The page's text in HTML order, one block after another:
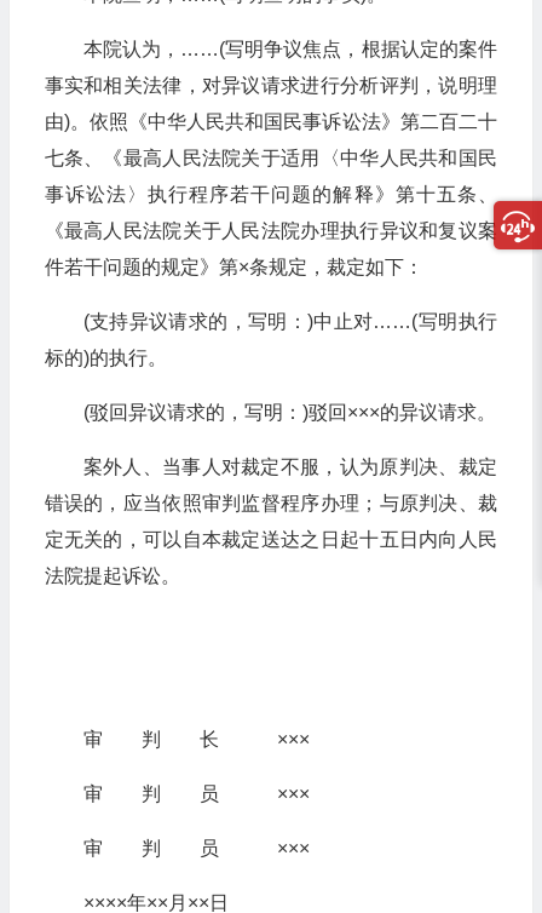
本院认为，……(写明争议焦点，根据认定的案件
事实和相关法律，对异议请求进行分析评判，说明理
由)。依照《中华人民共和国民事诉讼法》第二百二十
七条、《最高人民法院关于适用〈中华人民共和国民
事诉讼法〉执行程序若干问题的解释》第十五条、
《最高人民法院关于人民法院办理执行异议和复议案
件若干问题的规定》第×条规定，裁定如下：
(支持异议请求的，写明：)中止对……(写明执行
标的)的执行。
(驳回异议请求的，写明：)驳回×××的异议请求。
案外人、当事人对裁定不服，认为原判决、裁定
错误的，应当依照审判监督程序办理；与原判决、裁
定无关的，可以自本裁定送达之日起十五日内向人民
法院提起诉讼。
审 判 长 ×××
审 判 员 ×××
审 判 员 ×××
××××年××月××日